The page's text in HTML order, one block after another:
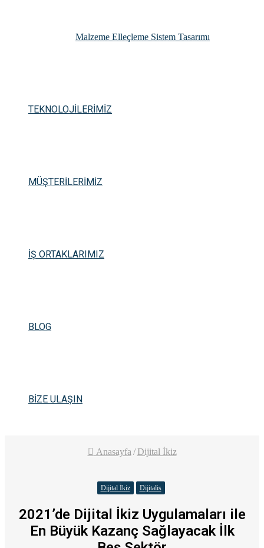
Malzeme Elleçleme Sistem Tasarımı
TEKNOLOJİLERİMİZ
MÜŞTERİLERİMİZ
İŞ ORTAKLARIMIZ
BLOG
BİZE ULAŞIN
Anasayfa / Dijital İkiz
Dijital İkiz Dijitalis
2021’de Dijital İkiz Uygulamaları ile
En Büyük Kazanç Sağlayacak İlk